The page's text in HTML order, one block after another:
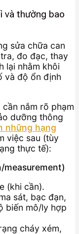
và thường bao
sửa chữa can
đo đạc, thay
lại nhằm khôi
và độ ổn định
cần nắm rõ phạm
dưỡng thông
những hạng
việc sau (tùy
thực tế):
measurement)
(khi cần).
sát, bạc đạn,
biến mô/ly hợp
cháy xém,